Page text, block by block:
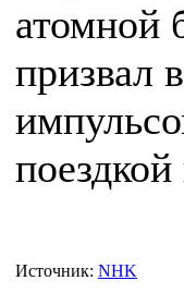
атомной
призвал
Источник: NHK